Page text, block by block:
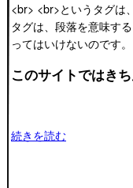
<br> <br>というタグは
タグは、段落を意味す
ってはいけないのです。
このサイトではき
続きを読む